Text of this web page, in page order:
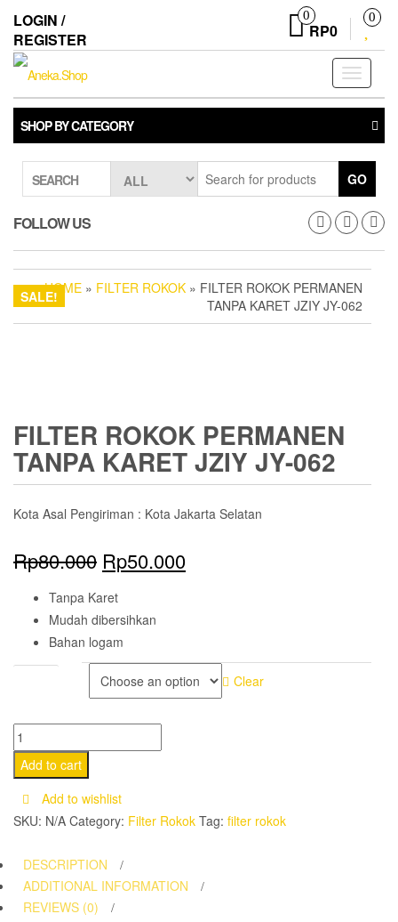
the
content
LOGIN /
REGISTER
0
RP0
0
Toggle
SHOP BY CATEGORY
SEARCH GO
FOLLOW US
HOME » FILTER ROKOK » FILTER ROKOK PERMANEN
TANPA KARET JZIY JY-062
SALE!
FILTER ROKOK PERMANEN
TANPA KARET JZIY JY-062
Kota Asal Pengiriman : Kota Jakarta Selatan
Rp80.000 Rp50.000
Tanpa Karet
Mudah dibersihkan
Bahan logam
Clear
Filter
Rokok
Permanen
TANPA
KARET
JY-
062
quantity
Add to cart
Add to wishlist
SKU: N/A Category: Filter Rokok Tag: filter rokok
DESCRIPTION
ADDITIONAL INFORMATION
REVIEWS (0)